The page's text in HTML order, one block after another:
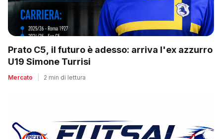
Prato C5, il futuro è adesso: arriva l'ex azzurro
U19 Simone Turrisi
Mercato 2 min di lettura